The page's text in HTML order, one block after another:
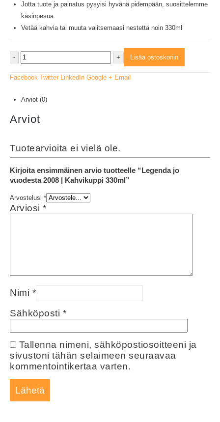
Jotta tuote ja painatus pysyisi hyvänä pidempään, suosittelemme
käsinpesua.
Vetää kahvia tai muuta valitsemaasi nestettä noin 330ml
- + Lisää ostoskoriin
Facebook Twitter LinkedIn Google + Email
Arviot (0)
Arviot
Tuotearvioita ei vielä ole.
Kirjoita ensimmäinen arvio tuotteelle “Legenda jo
vuodesta 2008 | Kahvikuppi 330ml”
Arvostelusi *
Arviosi *
Nimi *
Sähköposti *
Tallenna nimeni, sähköpostiosoitteeni ja
sivustoni tähän selaimeen seuraavaa
kommentointikertaa varten.